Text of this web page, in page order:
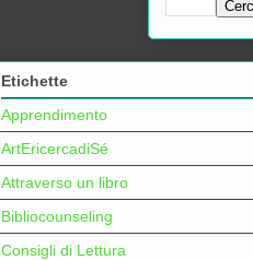
Etichette
Apprendimento
ArtEricercadiSé
Attraverso un libro
Bibliocounseling
Consigli di Lettura